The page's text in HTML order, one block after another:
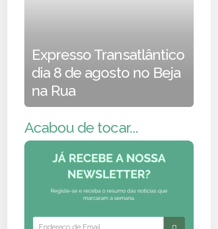
Expresso Transatlântico
dia 8 de agosto no Beja
na Rua
Acabou de tocar...